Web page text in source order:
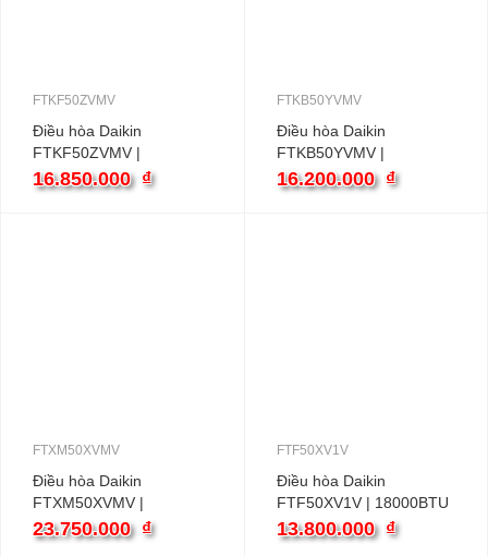
FTKF50ZVMV
Điều hòa Daikin
FTKF50ZVMV |
18000BTU 1 chiều
inverter
16.850.000 ₫
FTKB50YVMV
Điều hòa Daikin
FTKB50YVMV |
18000BTU 1 chiều
inverter
16.200.000 ₫
FTXM50XVMV
Điều hòa Daikin
FTXM50XVMV |
18000BTU 2 chiều
inverter
23.750.000 ₫
FTF50XV1V
Điều hòa Daikin
FTF50XV1V | 18000BTU
1 chiều
13.800.000 ₫